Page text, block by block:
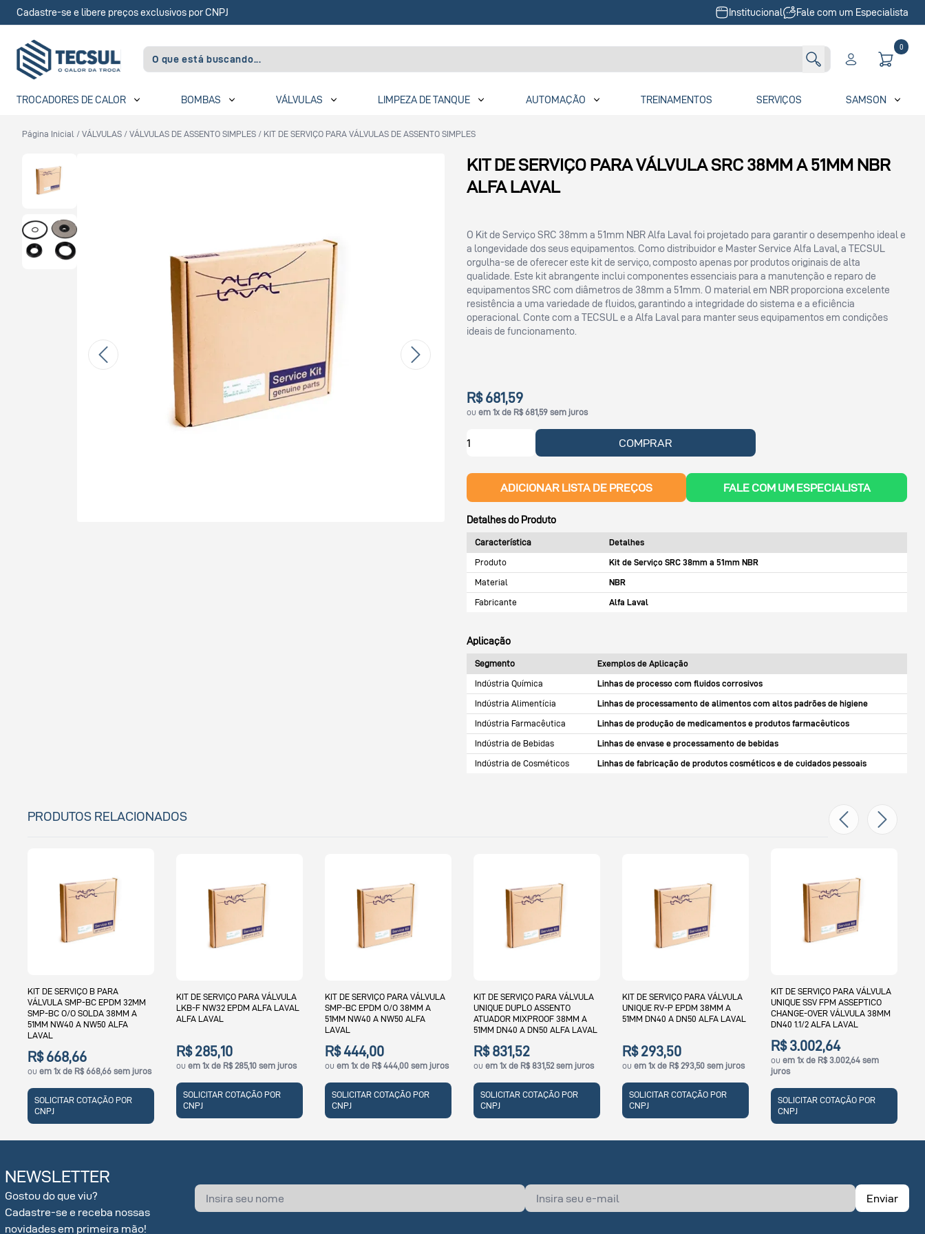
Cadastre-se e libere preços exclusivos por CNPJ Institucional Fale com um Especialista
0
TROCADORES DE CALOR BOMBAS VÁLVULAS LIMPEZA DE TANQUE AUTOMAÇÃO TREINAMENTOS SERVIÇOS SAMSON
Página Inicial / VÁLVULAS / VÁLVULAS DE ASSENTO SIMPLES / KIT DE SERVIÇO PARA VÁLVULAS DE ASSENTO SIMPLES
KIT DE SERVIÇO PARA VÁLVULA SRC 38MM A 51MM NBR
ALFA LAVAL
O Kit de Serviço SRC 38mm a 51mm NBR Alfa Laval foi projetado para garantir o desempenho ideal e
a longevidade dos seus equipamentos. Como distribuidor e Master Service Alfa Laval, a TECSUL
orgulha-se de oferecer este kit de serviço, composto apenas por produtos originais de alta
qualidade. Este kit abrangente inclui componentes essenciais para a manutenção e reparo de
equipamentos SRC com diâmetros de 38mm a 51mm. O material em NBR proporciona excelente
resistência a uma variedade de fluidos, garantindo a integridade do sistema e a eficiência
operacional. Conte com a TECSUL e a Alfa Laval para manter seus equipamentos em condições
ideais de funcionamento.
R$ 681,59
ouem 1x de R$ 681,59 sem juros
COMPRAR
ADICIONAR LISTA DE PREÇOS FALE COM UM ESPECIALISTA
Detalhes do Produto
Característica
Detalhes
Produto
Kit de Serviço SRC 38mm a 51mm NBR
Material
NBR
Fabricante
Alfa Laval
Aplicação
Segmento
Exemplos de Aplicação
Indústria Química
Linhas de processo com fluidos corrosivos
Indústria Alimentícia
Linhas de processamento de alimentos com altos padrões de higiene
Indústria Farmacêutica
Linhas de produção de medicamentos e produtos farmacêuticos
Indústria de Bebidas
Linhas de envase e processamento de bebidas
Indústria de Cosméticos
Linhas de fabricação de produtos cosméticos e de cuidados pessoais
PRODUTOS RELACIONADOS
KIT DE SERVIÇO PARA VÁLVULA
LKB-F NW32 EPDM ALFA LAVAL
ALFA LAVAL
R$ 285,10
em 1x de R$ 285,10 sem juros
SOLICITAR COTAÇÃO POR
CNPJ
KIT DE SERVIÇO PARA VÁLVULA
SMP-BC EPDM O/O 38MM A
51MM NW40 A NW50 ALFA
R$ 444,00
ou em 1x de R$ 444,00 sem juros
SOLICITAR COTAÇÃO POR
CNPJ
KIT DE SERVIÇO PARA VÁLVULA
UNIQUE DUPLO ASSENTO
ATUADOR MIXPROOF 38MM A
51MM DN40 A DN50 ALFA LAVAL
R$ 831,52
ou em 1x de R$ 831,52 sem juros
SOLICITAR COTAÇÃO POR
CNPJ
KIT DE SERVIÇO PARA VÁLVULA
UNIQUE RV-P EPDM 38MM A
51MM DN40 A DN50 ALFA LAVAL
R$ 293,50
ou em 1x de R$ 293,50 sem juros
SOLICITAR COTAÇÃO POR
CNPJ
KIT DE SERVIÇO PARA VÁLVULA
UNIQUE SSV FPM ASSEPTICO
CHANGE-OVER VÁLVULA 38MM
DN40 1.1/2 ALFA LAVAL
R$ 3.002,64
em 1x de R$ 3.002,64 sem
juros
SOLICITAR COTAÇÃO POR
CNPJ
NW50 A NW65 EPDM SMP-SC
COM ANEL DO PLUG ALFA LAVAL
R$ 1.774,78
ouem 1x de R$ 1.774,78 sem juros
SOLICITAR COTAÇÃO POR
NEWSLETTER
Gostou do que viu?
Cadastre-se e receba nossas
novidades em primeira mão!
Enviar